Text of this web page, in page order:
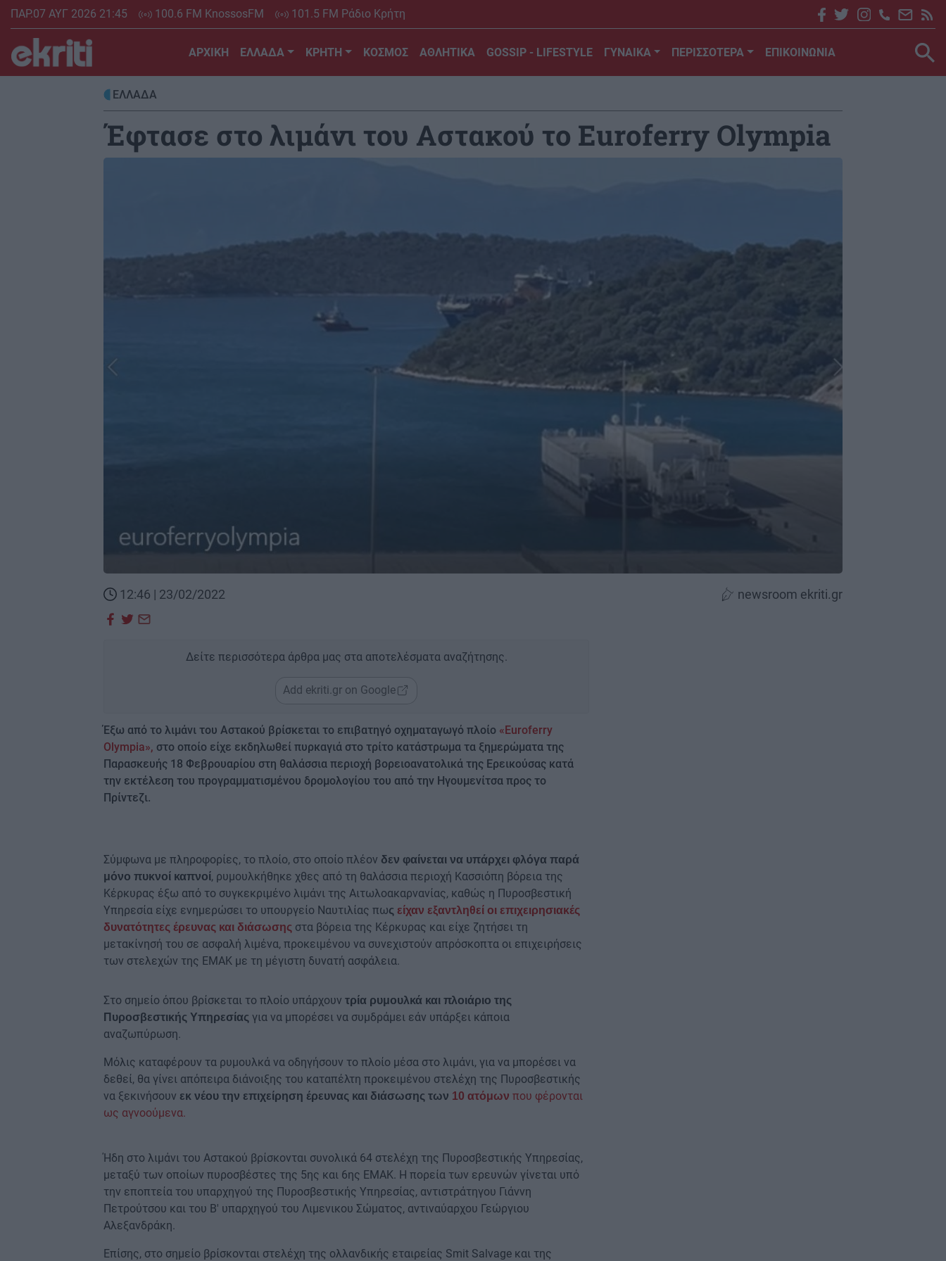
Skip
content
ΠΑΡ.07 ΑΥΓ 2026 21:45 100.6 FM KnossosFM 101.5 FM Ράδιο Κρήτη
ΑΡΧΙΚΗ ΕΛΛΑΔΑ ΚΡΗΤΗ ΚΟΣΜΟΣ ΑΘΛΗΤΙΚΑ GOSSIP - LIFESTYLE ΓΥΝΑΙΚΑ ΠΕΡΙΣΣΟΤΕΡΑ ΕΠΙΚΟΙΝΩΝΙΑ
ΕΛΛΑΔΑ
Έφτασε στο λιμάνι του Αστακού το Euroferry Olympia
12:46 | 23/02/2022 newsroom ekriti.gr
Δείτε περισσότερα άρθρα μας στα αποτελέσματα αναζήτησης.
Add ekriti.gr on Google
Έξω από το λιμάνι του Αστακού βρίσκεται το επιβατηγό οχηματαγωγό πλοίο «Euroferry
Olympia», στο οποίο είχε εκδηλωθεί πυρκαγιά στο τρίτο κατάστρωμα τα ξημερώματα της
Παρασκευής 18 Φεβρουαρίου στη θαλάσσια περιοχή βορειοανατολικά της Ερεικούσας κατά
την εκτέλεση του προγραμματισμένου δρομολογίου του από την Ηγουμενίτσα προς το
Πρίντεζι.
Σύμφωνα με πληροφορίες, το πλοίο, στο οποίο πλέον δεν φαίνεται να υπάρχει φλόγα παρά
μόνο πυκνοί καπνοί, ρυμουλκήθηκε χθες από τη θαλάσσια περιοχή Κασσιόπη βόρεια της
Κέρκυρας έξω από το συγκεκριμένο λιμάνι της Αιτωλοακαρνανίας, καθώς η Πυροσβεστική
Υπηρεσία είχε ενημερώσει το υπουργείο Ναυτιλίας πως είχαν εξαντληθεί οι επιχειρησιακές
δυνατότητες έρευνας και διάσωσης στα βόρεια της Κέρκυρας και είχε ζητήσει τη
μετακίνησή του σε ασφαλή λιμένα, προκειμένου να συνεχιστούν απρόσκοπτα οι επιχειρήσεις
των στελεχών της ΕΜΑΚ με τη μέγιστη δυνατή ασφάλεια.
Στο σημείο όπου βρίσκεται το πλοίο υπάρχουν τρία ρυμουλκά και πλοιάριο της
Πυροσβεστικής Υπηρεσίας για να μπορέσει να συμδράμει εάν υπάρξει κάποια
αναζωπύρωση.
Μόλις καταφέρουν τα ρυμουλκά να οδηγήσουν το πλοίο μέσα στο λιμάνι, για να μπορέσει να
δεθεί, θα γίνει απόπειρα διάνοιξης του καταπέλτη προκειμένου στελέχη της Πυροσβεστικής
να ξεκινήσουν εκ νέου την επιχείρηση έρευνας και διάσωσης των 10 ατόμων που φέρονται
ως αγνοούμενα.
Ήδη στο λιμάνι του Αστακού βρίσκονται συνολικά 64 στελέχη της Πυροσβεστικής Υπηρεσίας,
μεταξύ των οποίων πυροσβέστες της 5ης και 6ης ΕΜΑΚ. Η πορεία των ερευνών γίνεται υπό
την εποπτεία του υπαρχηγού της Πυροσβεστικής Υπηρεσίας, αντιστράτηγου Γιάννη
Πετρούτσου και του Β' υπαρχηγού του Λιμενικου Σώματος, αντιναύαρχου Γεώργιου
Αλεξανδράκη.
Επίσης, στο σημείο βρίσκονται στελέχη της oλλανδικής εταιρείας Smit Salvage και της